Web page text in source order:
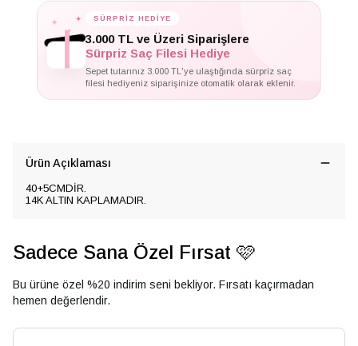
✦ SÜRPRİZ HEDİYE
3.000 TL ve Üzeri Siparişlere
Sürpriz Saç Filesi Hediye
Sepet tutarınız 3.000 TL'ye ulaştığında sürpriz saç
filesi hediyeniz siparişinize otomatik olarak eklenir.
Ürün Açıklaması
40+5CMDİR.
14K ALTIN KAPLAMADIR.
Sadece Sana Özel Fırsat 🩷
Bu ürüne özel %20 indirim seni bekliyor. Fırsatı kaçırmadan
hemen değerlendir.